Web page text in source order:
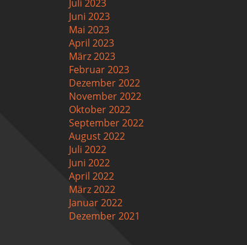
Juli 2023
Juni 2023
Mai 2023
April 2023
März 2023
Februar 2023
Dezember 2022
November 2022
Oktober 2022
September 2022
August 2022
Juli 2022
Juni 2022
April 2022
März 2022
Januar 2022
Dezember 2021